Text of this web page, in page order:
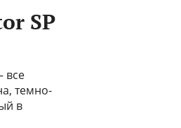
SP
все
темно-
в